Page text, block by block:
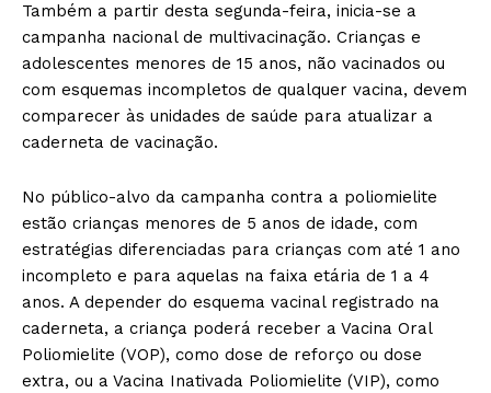
Também a partir desta segunda-feira, inicia-se a
campanha nacional de multivacinação. Crianças e
adolescentes menores de 15 anos, não vacinados ou
com esquemas incompletos de qualquer vacina, devem
comparecer às unidades de saúde para atualizar a
caderneta de vacinação.
No público-alvo da campanha contra a poliomielite
estão crianças menores de 5 anos de idade, com
estratégias diferenciadas para crianças com até 1 ano
incompleto e para aquelas na faixa etária de 1 a 4
anos. A depender do esquema vacinal registrado na
caderneta, a criança poderá receber a Vacina Oral
Poliomielite (VOP), como dose de reforço ou dose
extra, ou a Vacina Inativada Poliomielite (VIP), como